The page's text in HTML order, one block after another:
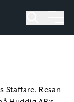
Staffare. Resan